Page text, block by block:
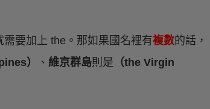
要加上 the。那如果國名裡有複數的話，
） 、 維京群島則是 （the Virgin